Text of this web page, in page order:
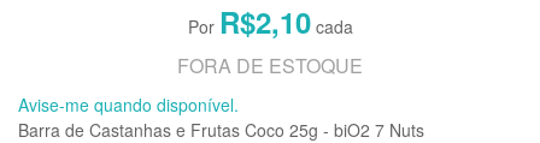
R$2,10
FORA DE ESTOQUE
Avise-me quando disponível.
Barra de Castanhas e Frutas Coco 25g - biO2 7 Nuts